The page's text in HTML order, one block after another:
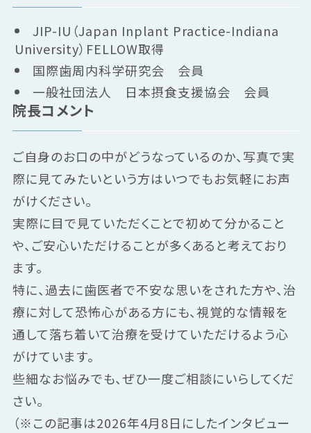
JIP-IU（Japan Inplant Practice-Indiana
University）FELLOW取得
国際歯周内科学研究会 会員
一般社団法人 日本摂食支援協会 会員
院長コメント
ご自身のお口の中がどうなっているのか、写真で実
際に見てみたいという方はいつでもお気軽にお声
がけください。
実際に目で見ていただくことで初めて分かること
や、ご安心いただけることが多くあると考えており
ます。
特に、過去に歯医者で不安な思いをされた方や、治
療に対して恐怖心がある方にも、視覚的な情報を
通して落ち着いて治療を受けていただけるよう心
がけています。
些細なお悩みでも、ぜひ一度ご相談にいらしてくだ
さい。
（※この記事は2026年4月8日にしたインタビュー